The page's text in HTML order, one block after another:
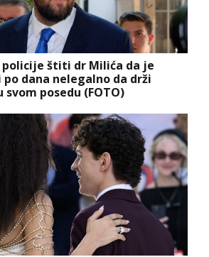
policije štiti dr Milića da je
dana nelegalno da drži
posedu (FOTO)